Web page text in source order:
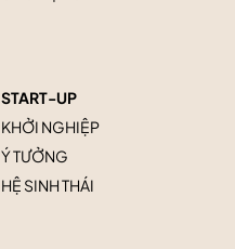
START-UP
KHỞI NGHIỆP
Ý TƯỞNG
HỆ SINH THÁI